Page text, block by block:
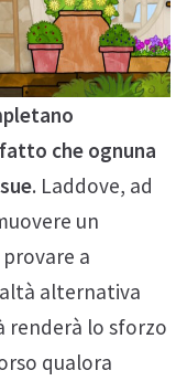
che ognuna
. Laddove, ad
un
a
alternativa
renderà lo sforzo
qualora